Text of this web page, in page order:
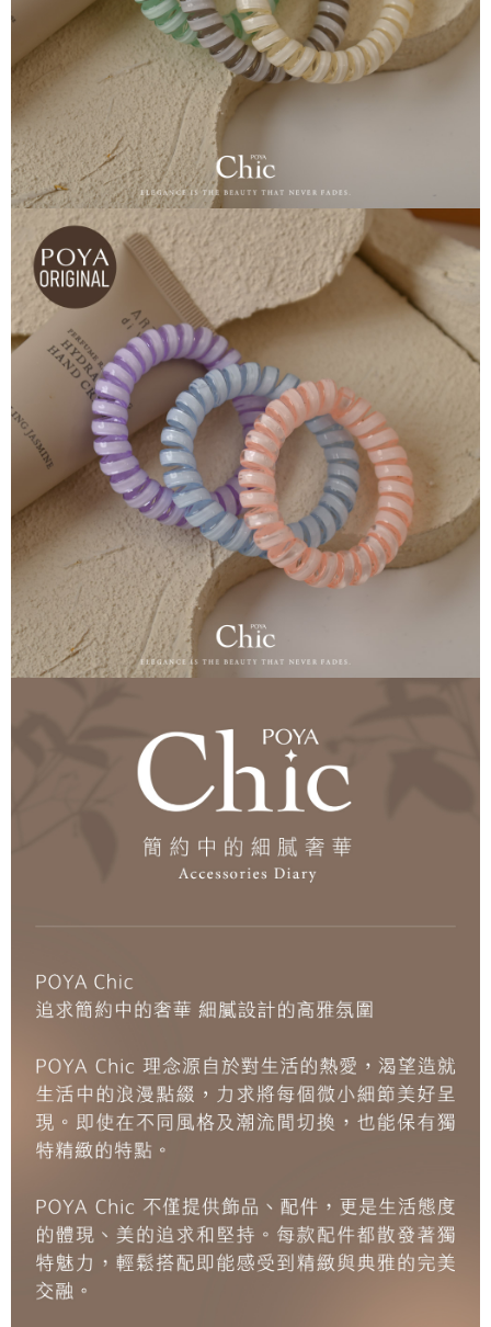
恩沛科技股份有限公司將有權停止該用戶之使用額度並採取法律行動。